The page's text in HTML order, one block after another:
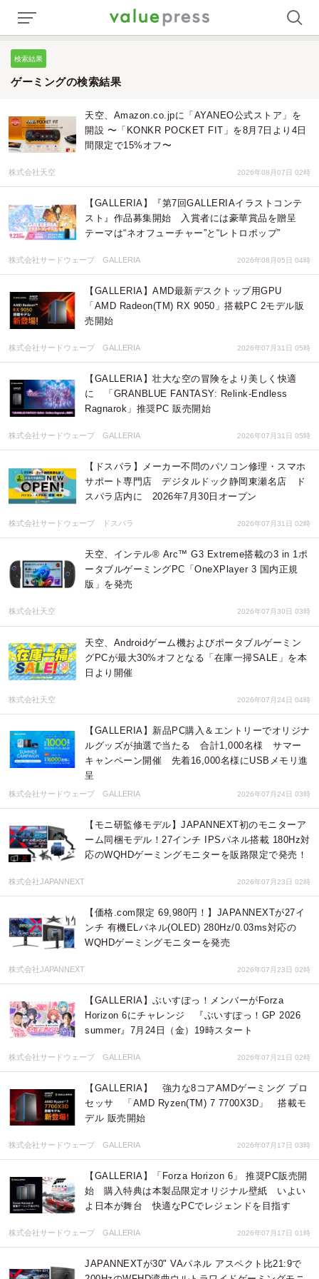
検索結果
ゲーミングの検索結果
天空、Amazon.co.jpに「AYANEO公式ストア」を
開設 〜「KONKR POCKET FIT」を8月7日より4日
間限定で15%オフ〜
株式会社天空 2026年08月07日 02時
【GALLERIA】『第7回GALLERIAイラストコンテ
スト』作品募集開始 入賞者には豪華賞品を贈呈
テーマは“ネオフューチャー”と“レトロポップ”
株式会社サードウェーブ GALLERIA 2026年08月05日 04時
【GALLERIA】AMD最新デスクトップ用GPU
「AMD Radeon(TM) RX 9050」搭載PC 2モデル販
売開始
株式会社サードウェーブ GALLERIA 2026年07月31日 05時
【GALLERIA】壮大な空の冒険をより美しく快適
に 「GRANBLUE FANTASY: Relink-Endless
Ragnarok」推奨PC 販売開始
株式会社サードウェーブ GALLERIA 2026年07月31日 05時
【ドスパラ】メーカー不問のパソコン修理・スマホ
サポート専門店 デジタルドック静岡東瀬名店 ド
スパラ店内に 2026年7月30日オープン
株式会社サードウェーブ ドスパラ 2026年07月31日 02時
天空、インテル® Arc™ G3 Extreme搭載の3 in 1ポ
ータブルゲーミングPC「OneXPlayer 3 国内正規
版」を発売
株式会社天空 2026年07月30日 03時
天空、Androidゲーム機およびポータブルゲーミン
グPCが最大30%オフとなる「在庫一掃SALE」を本
日より開催
株式会社天空 2026年07月24日 04時
【GALLERIA】新品PC購入＆エントリーでオリジナ
ルグッズが抽選で当たる 合計1,000名様 サマー
キャンペーン開催 先着16,000名様にUSBメモリ進
呈
株式会社サードウェーブ GALLERIA 2026年07月24日 03時
【モニ研監修モデル】JAPANNEXT初のモニターア
ーム同梱モデル！27インチ IPSパネル搭載 180Hz対
応のWQHDゲーミングモニターを販路限定で発売！
株式会社JAPANNEXT 2026年07月23日 02時
【価格.com限定 69,980円！】JAPANNEXTが27イ
ンチ 有機ELパネル(OLED) 280Hz/0.03ms対応の
WQHDゲーミングモニターを発売
株式会社JAPANNEXT 2026年07月23日 02時
【GALLERIA】ぶいすぽっ！メンバーがForza
Horizon 6にチャレンジ 『ぶいすぽっ！GP 2026
summer』7月24日（金）19時スタート
株式会社サードウェーブ GALLERIA 2026年07月21日 02時
【GALLERIA】 強力な8コアAMDゲーミング プロ
セッサ 「AMD Ryzen(TM) 7 7700X3D」 搭載モ
デル 販売開始
株式会社サードウェーブ GALLERIA 2026年07月17日 03時
【GALLERIA】「Forza Horizon 6」 推奨PC販売開
始 購入特典は本製品限定オリジナル壁紙 いよい
よ日本が舞台 快適なPCでレジェンドを目指す
株式会社サードウェーブ GALLERIA 2026年07月17日 01時
JAPANNEXTが30" VAパネル アスペクト比21:9で